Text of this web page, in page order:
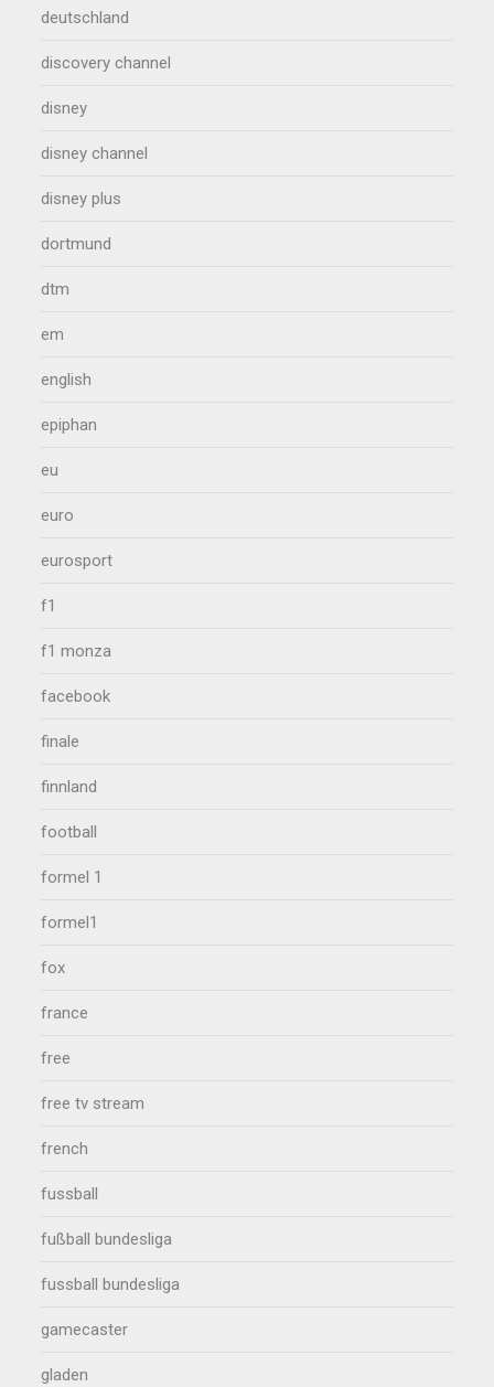
deutschland
discovery channel
disney
disney channel
disney plus
dortmund
dtm
em
english
epiphan
eu
euro
eurosport
f1
f1 monza
facebook
finale
finnland
football
formel 1
formel1
fox
france
free
free tv stream
french
fussball
fußball bundesliga
fussball bundesliga
gamecaster
gladen